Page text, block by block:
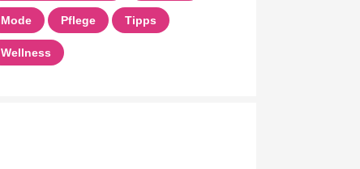
Mode Pflege Tipps
Wellness